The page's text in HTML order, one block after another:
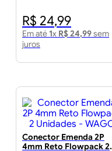
R$ 24,99
Em até 1x R$24,99sem
juros
Conector Emenda 2P
4mm Reto Flowpack 2